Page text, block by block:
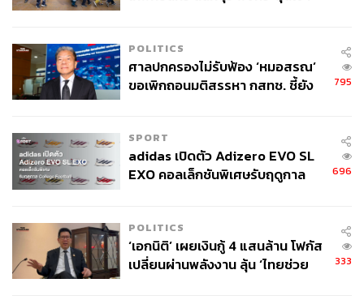
ABOUT THE AUTHOR
กองบรรณาธิการ THE STANDARD
POLITICS
ศาลปกครองไม่รับฟ้อง ‘หมอสรณ’
ขอเพิกถอนมติสรรหา กสทช. ชี้ยัง
795
SPORT
adidas เปิดตัว Adizero EVO SL
EXO คอลเล็กชันพิเศษรับฤดูกาล
696
POLITICS
‘เอกนิติ’ เผยเงินกู้ 4 แสนล้าน โฟกัส
เปลี่ยนผ่านพลังงาน ลุ้น ‘ไทยช่วย
333